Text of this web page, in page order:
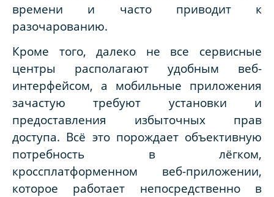
времени и часто приводит к
разочарованию.
Кроме того, далеко не все сервисные
центры располагают удобным веб-
интерфейсом, а мобильные приложения
зачастую требуют установки и
предоставления избыточных прав
доступа. Всё это порождает объективную
потребность в лёгком,
кроссплатформенном веб-приложении,
которое работает непосредственно в